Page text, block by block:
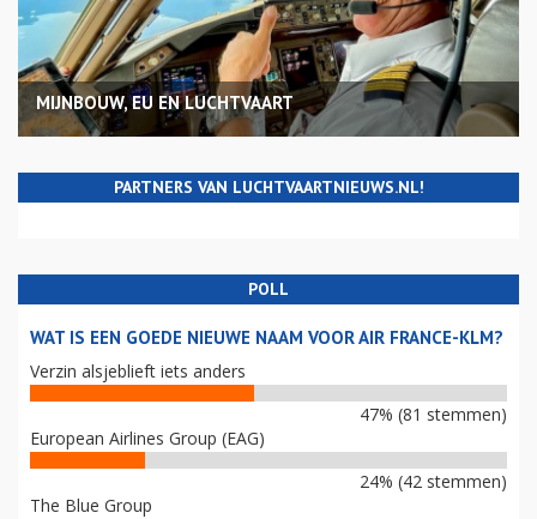
MIJNBOUW, EU EN LUCHTVAART
PARTNERS VAN LUCHTVAARTNIEUWS.NL!
POLL
WAT IS EEN GOEDE NIEUWE NAAM VOOR AIR FRANCE-KLM?
Verzin alsjeblieft iets anders
47% (81 stemmen)
European Airlines Group (EAG)
24% (42 stemmen)
The Blue Group